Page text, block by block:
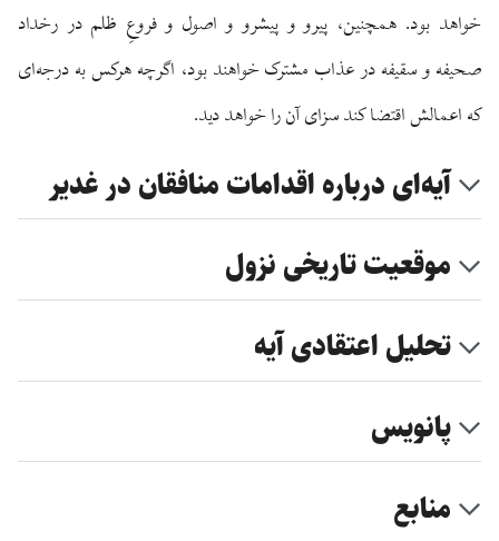
خواهد بود. همچنین، پیرو و پیشرو و اصول و فروعِ ظلم در رخداد
صحیفه و سقیفه در عذاب مشترک خواهند بود، اگرچه هرکس به درجه‌ای
که اعمالش اقتضا کند سزای آن را خواهد دید.
آیه‌ای درباره اقدامات منافقان در غدیر
موقعیت تاریخی نزول
تحلیل اعتقادی آیه
پانویس
منابع